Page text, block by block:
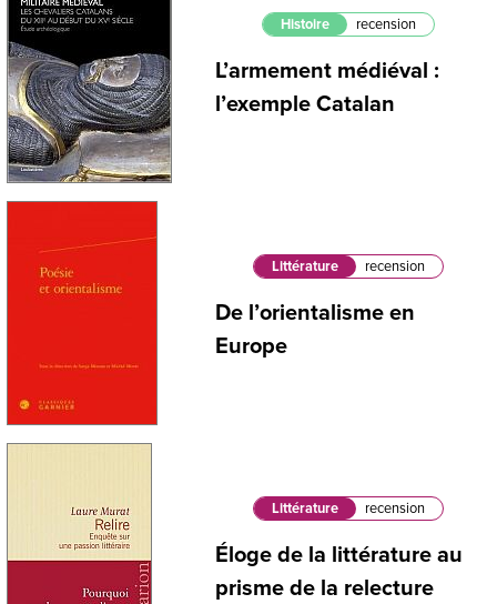
Histoire recension
L’armement médiéval :
l’exemple Catalan
Littérature recension
De l’orientalisme en
Europe
Littérature recension
Éloge de la littérature au
prisme de la relecture